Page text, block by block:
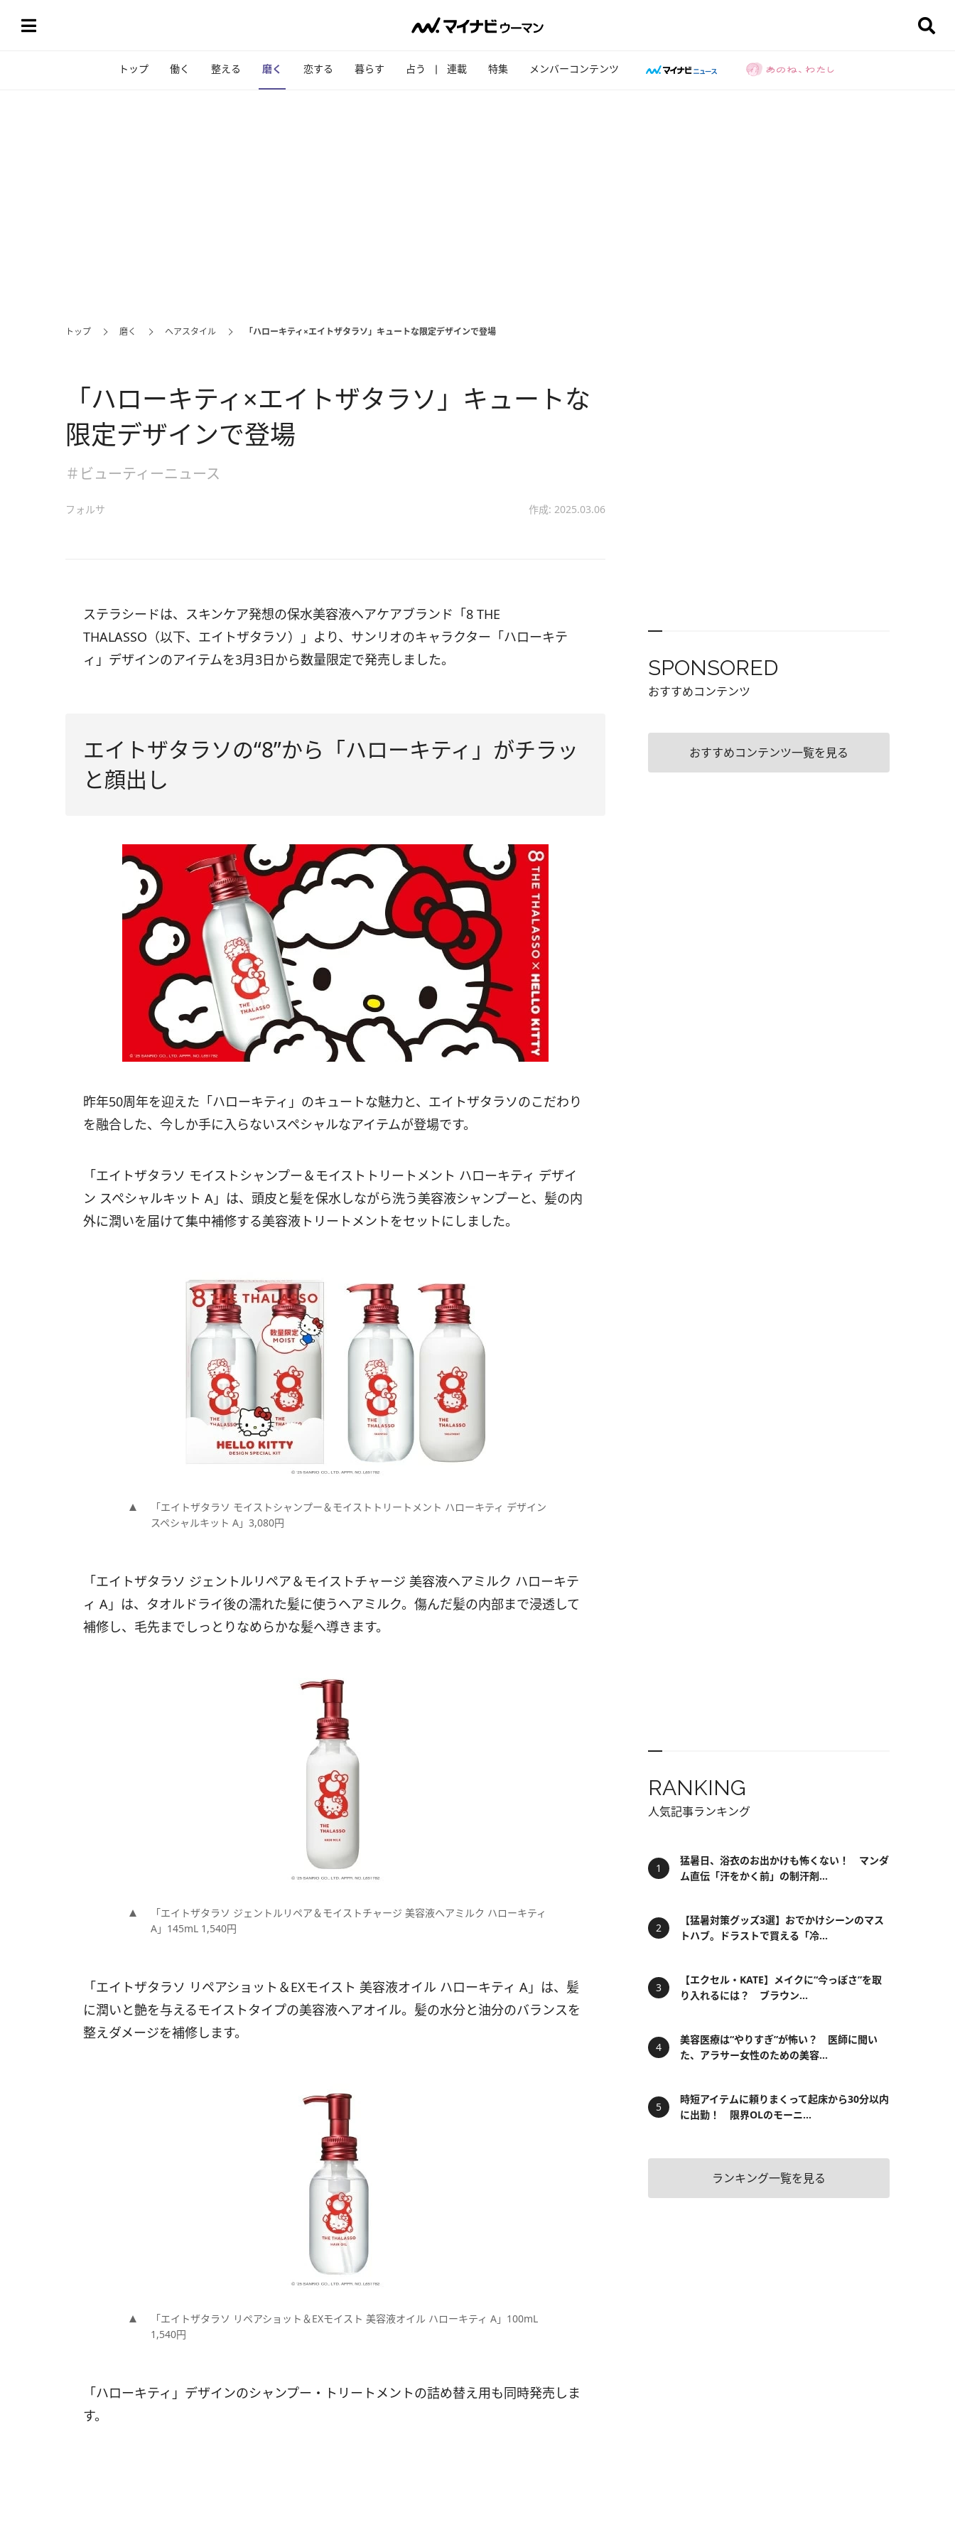
トップ 働く 整える 磨く 恋する 暮らす 占う 連載 特集 メンバーコンテンツ
トップ 磨く ヘアスタイル 「ハローキティ×エイトザタラソ」キュートな限定デザインで登場
「ハローキティ×エイトザタラソ」キュートな
限定デザインで登場
＃ビューティーニュース
フォルサ 作成: 2025.03.06
ステラシードは、スキンケア発想の保水美容液ヘアケアブランド「8 THE
THALASSO（以下、エイトザタラソ）」より、サンリオのキャラクター「ハローキテ
ィ」デザインのアイテムを3月3日から数量限定で発売しました。
エイトザタラソの“8”から「ハローキティ」がチラッ
と顔出し
昨年50周年を迎えた「ハローキティ」のキュートな魅力と、エイトザタラソのこだわり
を融合した、今しか手に入らないスペシャルなアイテムが登場です。
「エイトザタラソ モイストシャンプー＆モイストトリートメント ハローキティ デザイ
ン スペシャルキット A」は、頭皮と髪を保水しながら洗う美容液シャンプーと、髪の内
外に潤いを届けて集中補修する美容液トリートメントをセットにしました。
「エイトザタラソ モイストシャンプー＆モイストトリートメント ハローキティ デザイン
スペシャルキット A」3,080円
「エイトザタラソ ジェントルリペア＆モイストチャージ 美容液ヘアミルク ハローキテ
ィ A」は、タオルドライ後の濡れた髪に使うヘアミルク。傷んだ髪の内部まで浸透して
補修し、毛先までしっとりなめらかな髪へ導きます。
「エイトザタラソ ジェントルリペア＆モイストチャージ 美容液ヘアミルク ハローキティ
A」145mL 1,540円
「エイトザタラソ リペアショット＆EXモイスト 美容液オイル ハローキティ A」は、髪
に潤いと艶を与えるモイストタイプの美容液ヘアオイル。髪の水分と油分のバランスを
整えダメージを補修します。
「エイトザタラソ リペアショット＆EXモイスト 美容液オイル ハローキティ A」100mL
1,540円
「ハローキティ」デザインのシャンプー・トリートメントの詰め替え用も同時発売しま
す。
SPONSORED
おすすめコンテンツ
おすすめコンテンツ一覧を見る
RANKING
人気記事ランキング
猛暑日、浴衣のお出かけも怖くない！ マンダ
ム直伝「汗をかく前」の制汗剤...
【猛暑対策グッズ3選】おでかけシーンのマス
トハブ。ドラストで買える「冷...
【エクセル・KATE】メイクに“今っぽさ”を取
り入れるには？ ブラウン...
美容医療は“やりすぎ”が怖い？ 医師に聞い
た、アラサー女性のための美容...
時短アイテムに頼りまくって起床から30分以内
に出勤！ 限界OLのモーニ...
ランキング一覧を見る